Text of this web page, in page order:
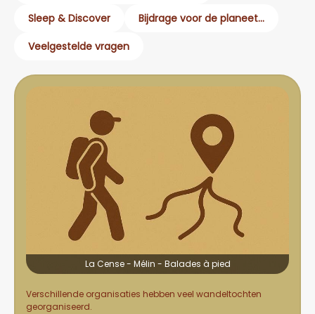
Sleep & Discover
Bijdrage voor de planeet...
Veelgestelde vragen
La Cense - Mélin - Balades à pied
Verschillende organisaties hebben veel wandeltochten
georganiseerd.